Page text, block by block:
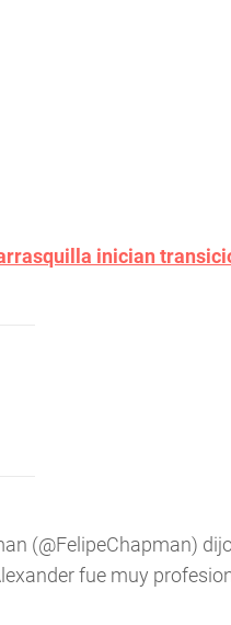
inician
(@FelipeChapman)
fue muy